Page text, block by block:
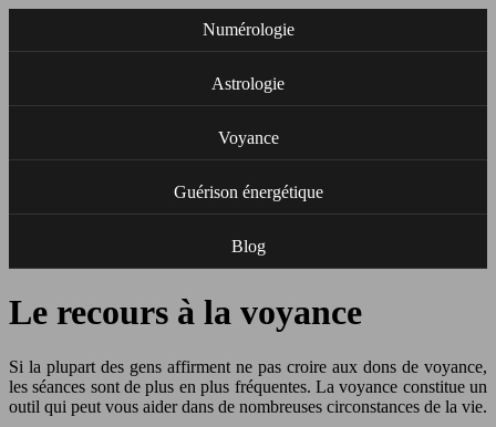
Numérologie
Astrologie
Voyance
Guérison énergétique
Blog
Le recours à la voyance
Si la plupart des gens affirment ne pas croire aux dons de voyance,
les séances sont de plus en plus fréquentes. La voyance constitue un
outil qui peut vous aider dans de nombreuses circonstances de la vie.